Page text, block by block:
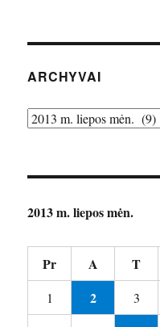
ARCHYVAI
Archyvai
2013 m. liepos mėn.
Pr A T
1 2 3